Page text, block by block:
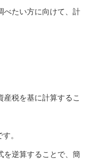
べたい方に向けて、計
税を基に計算するこ
。
を逆算することで、簡